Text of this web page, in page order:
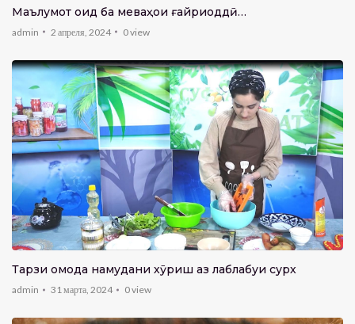
Маълумот оид ба меваҳои ғайриоддӣ…
admin 2 апреля, 2024 0view
Тарзи омода намудани хӯриш аз лаблабуи сурх
admin 31 марта, 2024 0view